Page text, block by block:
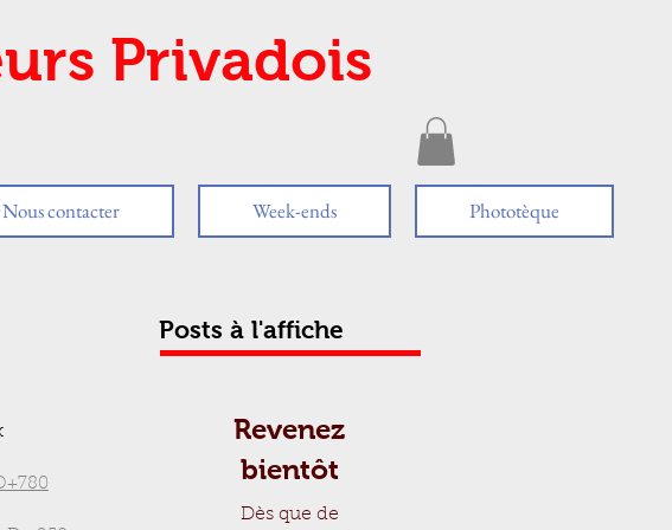
Privadois
Nous contacter Week-ends Phototèque
Posts à l'affiche
Revenez
bientôt
Dès que de